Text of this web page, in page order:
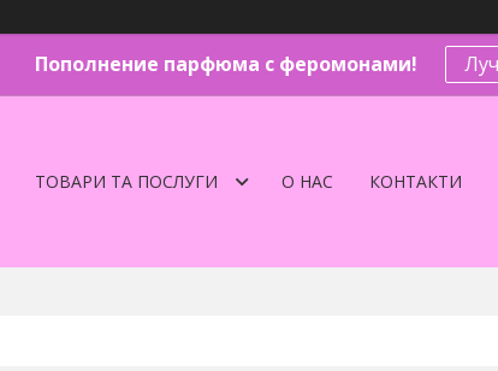
Пополнение парфюма с феромонами!
ТОВАРИ ТА ПОСЛУГИ О НАС КОНТАКТИ